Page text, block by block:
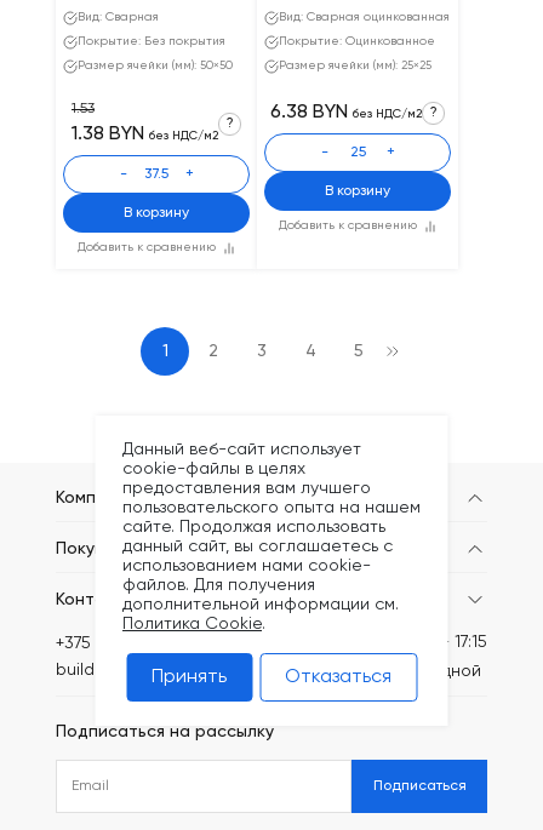
Вид: Сварная
Покрытие: Без покрытия
Размер ячейки (мм): 50×50
Добавить к сравнению
1.53
1.38 BYN без НДС/м2
?
- +
В корзину
Вид: Сварная оцинкованная
Покрытие: Оцинкованное
Размер ячейки (мм): 25×25
Добавить к сравнению
6.38 BYN без НДС/м2 ?
- +
В корзину
1 2 3 4 5
Компания
Покупателям
Контакты
+375 (44) 789-64-70
build@kronex-company.by
Пн-Пт: 8:30 - 17:15
Сб-вс: выходной
Подписаться на рассылку
Подписаться
Данный веб-сайт использует
cookie-файлы в целях
предоставления вам лучшего
пользовательского опыта на нашем
сайте. Продолжая использовать
данный сайт, вы соглашаетесь с
использованием нами cookie-
файлов. Для получения
дополнительной информации см.
Политика Cookie.
Принять Отказаться